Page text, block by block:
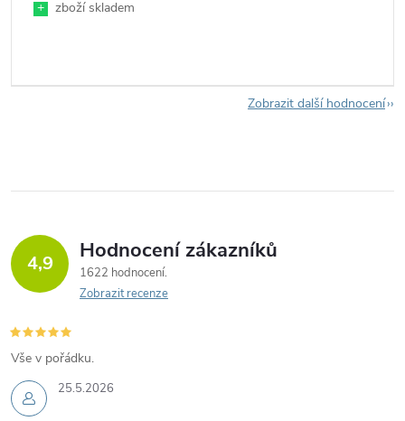
+
zboží skladem
Zobrazit další hodnocení
4,9 Hodnocení zákazníků
1622 hodnocení
Zobrazit recenze
25.5.2026
Vše v pořádku.